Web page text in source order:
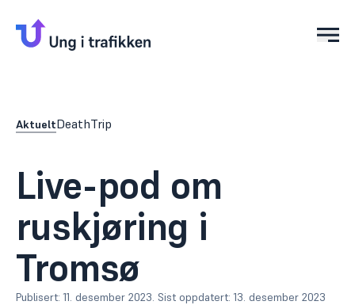
AktueltDeathTrip
Live-pod om
ruskjøring i
Tromsø
Publisert: 11. desember 2023. Sist oppdatert: 13. desember 2023